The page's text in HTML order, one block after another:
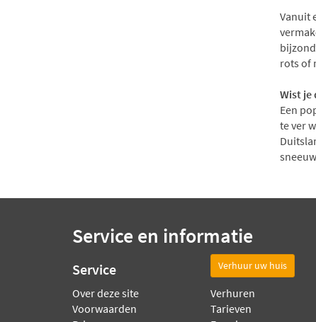
Vanuit
rots of
Wist je
Een
te ver
Service en informatie
Service
Over deze site
Voorwaarden
Verhuur uw huis
Verhuren
Tarieven